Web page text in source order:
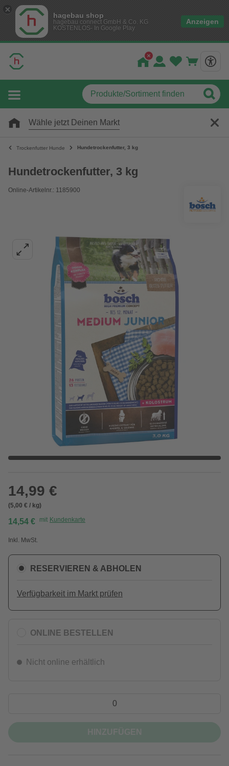
hagebau shop
hagebau connect GmbH & Co. KG
KOSTENLOS- In Google Play
Anzeigen
Wähle jetzt Deinen Markt
Trockenfutter Hunde Hundetrockenfutter, 3 kg
Hundetrockenfutter, 3 kg
Online-Artikelnr.: 1185900
14,99 €
(5,00 € / kg)
14,54 € mit Kundenkarte
Inkl. MwSt.
RESERVIEREN & ABHOLEN
Verfügbarkeit im Markt prüfen
ONLINE BESTELLEN
Nicht online erhältlich